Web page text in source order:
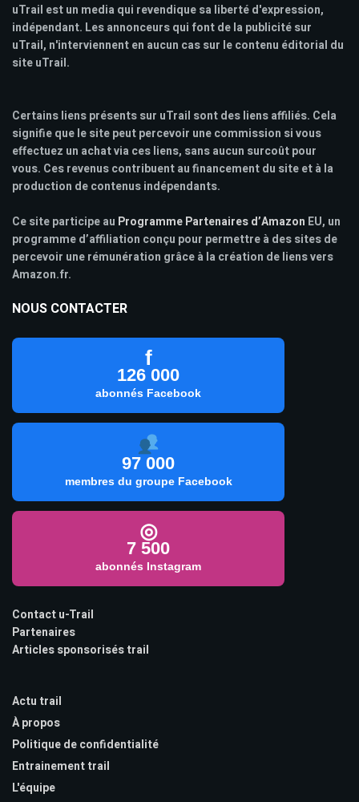
uTrail est un media qui revendique sa liberté d'expression,
indépendant. Les annonceurs qui font de la publicité sur
uTrail, n'interviennent en aucun cas sur le contenu éditorial du
site uTrail.
Certains liens présents sur uTrail sont des liens affiliés. Cela
signifie que le site peut percevoir une commission si vous
effectuez un achat via ces liens, sans aucun surcoût pour
vous. Ces revenus contribuent au financement du site et à la
production de contenus indépendants.
Ce site participe au Programme Partenaires d’Amazon EU, un
programme d’affiliation conçu pour permettre à des sites de
percevoir une rémunération grâce à la création de liens vers
Amazon.fr.
NOUS CONTACTER
f
126 000
abonnés Facebook
97 000
membres du groupe Facebook
◎
7 500
abonnés Instagram
Contact u-Trail
Partenaires
Articles sponsorisés trail
Actu trail
À propos
Politique de confidentialité
Entrainement trail
L'équipe